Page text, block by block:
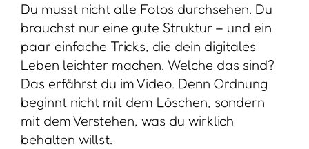
Du musst nicht alle Fotos durchsehen. Du
brauchst nur eine gute Struktur – und ein
paar einfache Tricks, die dein digitales
Leben leichter machen. Welche das sind?
Das erfährst du im Video. Denn Ordnung
beginnt nicht mit dem Löschen, sondern
mit dem Verstehen, was du wirklich
behalten willst.